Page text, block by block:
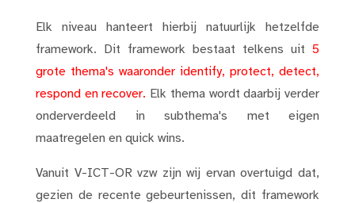
Elk niveau hanteert hierbij natuurlijk hetzelfde
framework. Dit framework bestaat telkens uit 5
grote thema's waaronder identify, protect, detect,
respond en recover. Elk thema wordt daarbij verder
onderverdeeld in subthema's met eigen
maatregelen en quick wins.
Vanuit V-ICT-OR vzw zijn wij ervan overtuigd dat,
gezien de recente gebeurtenissen, dit framework